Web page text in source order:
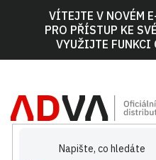
VÍTEJTE V NOVÉM
PRO PŘÍSTUP KE
VYUŽIJTE FUNKCI